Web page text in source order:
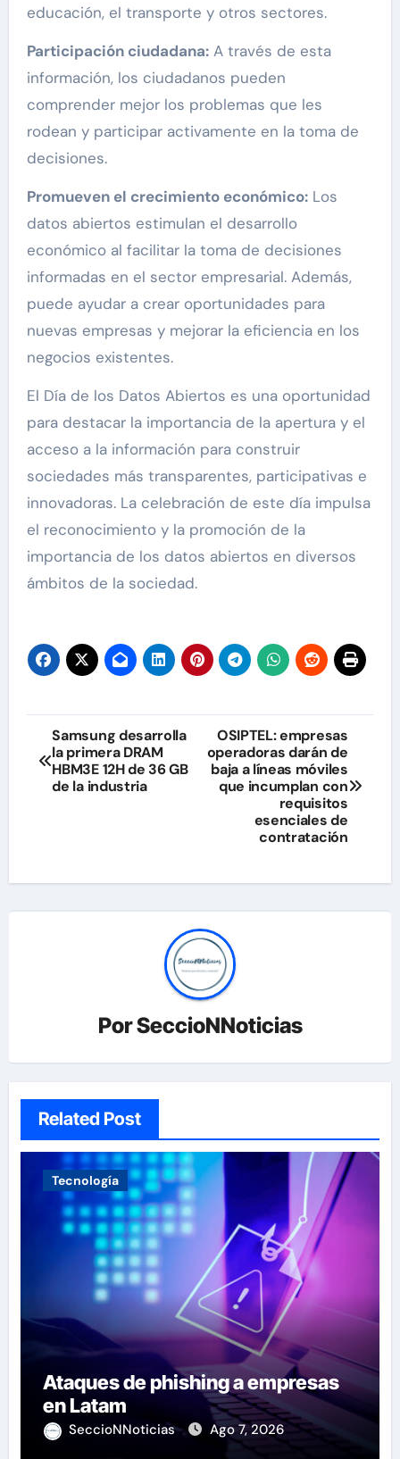
educación, el transporte y otros sectores.
Participación ciudadana:A través de esta
información, los ciudadanos pueden
comprender mejor los problemas que les
rodean y participar activamente en la toma de
decisiones.
Promueven el crecimiento económico:Los
datos abiertos estimulan el desarrollo
económico al facilitar la toma de decisiones
informadas en el sector empresarial. Además,
puede ayudar a crear oportunidades para
nuevas empresas y mejorar la eficiencia en los
negocios existentes.
El Día de los Datos Abiertos es una oportunidad
para destacar la importancia de la apertura y el
acceso a la información para construir
sociedades más transparentes, participativas e
innovadoras. La celebración de este día impulsa
el reconocimiento y la promoción de la
importancia de los datos abiertos en diversos
ámbitos de la sociedad.
Navegación
de
Samsung desarrolla
la primera DRAM
HBM3E 12H de 36 GB
de la industria
OSIPTEL: empresas
operadoras darán de
baja a líneas móviles
que incumplan con
requisitos
esenciales de
contratación
PorSeccioNNoticias
Related Post
Tecnología
Ataques de phishing a empresas
en Latam
SeccioNNoticias Ago 7, 2026